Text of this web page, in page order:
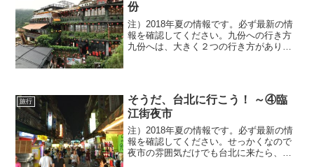
份
注）2018年夏の情報です。必ず最新の情
報を確認してください。九份への行き方
九份へは、大きく２つの行き方がありま
旅行
そうだ、台北に行こう！ ～④臨
江街夜市
注）2018年夏の情報です。必ず最新の情
報を確認してください。せっかくなので
夜市の雰囲気だけでも台北に来たら、や